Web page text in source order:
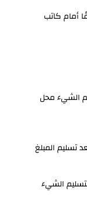
أمام كاتب
الشيء محل
تسليم المبلغ
الشيء